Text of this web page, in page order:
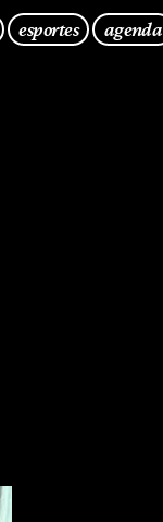
esportes agenda